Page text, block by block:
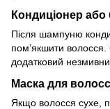
Кондиціонер або
Після шампуню
пом’якшити
додатковий
Маска для
Якщо волосся сухе,